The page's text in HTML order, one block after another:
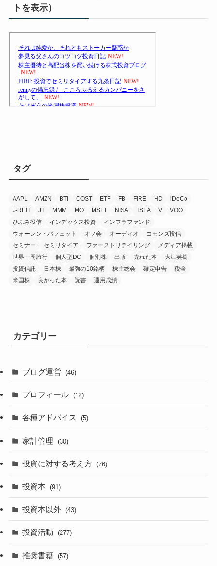
トを表示）
タグ
AAPL AMZN BTI COST ETF FB FIRE HD
iDeCo
J-REIT
JT MMM MO MSFT NISA TSLA V
VOO
ひふみ投信
インデックス投資
インフラファンド
ウォーレン・バフェット
オフ会 オーディオ
コモンズ投信
セミナー
セミリタイア ファーストリテイリング
メディア掲載
世界一周旅行
個人型DC 個別株 出版 売れた本
大江英樹
投資信託
日本株 最強の10銘柄 株主総会 確定申告
税金
米国株
良かった本 読書 運用成績
カテゴリー
ブログ運営 (46)
プロフィール (12)
各種アドバイス (5)
家計管理 (30)
投資に対する考え方 (76)
投資本 (91)
投資本以外 (43)
投資活動 (277)
推奨書籍 (57)